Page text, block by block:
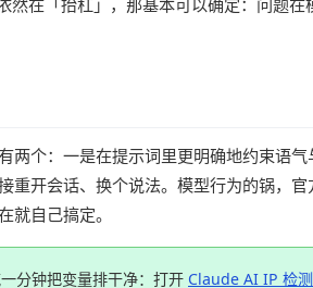
在「抬杠」，那基本可以确定：问题
两个：一是在提示词里更明确地约束语
重开会话、换个说法。模型行为的锅，
自己搞定。
分钟把变量排干净：打开 Claude AI IP 检测